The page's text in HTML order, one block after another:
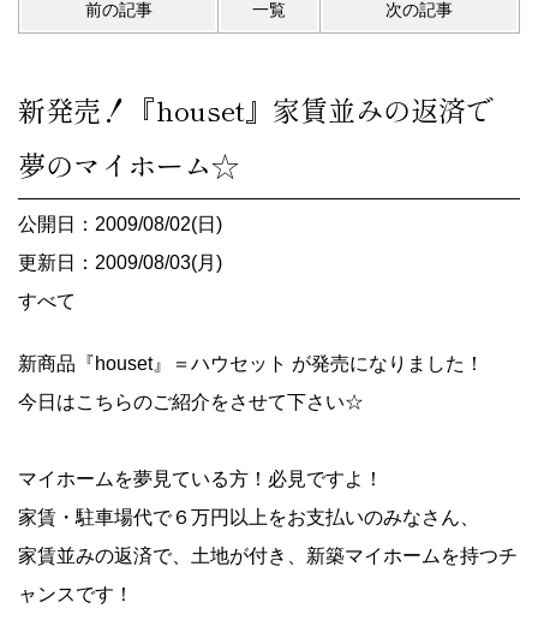
前の記事 一覧 次の記事
新発売！『houset』家賃並みの返済で
夢のマイホーム☆
公開日：2009/08/02(日)
更新日：2009/08/03(月)
すべて
新商品『houset』＝ハウセット が発売になりました！
今日はこちらのご紹介をさせて下さい☆
マイホームを夢見ている方！必見ですよ！
家賃・駐車場代で６万円以上をお支払いのみなさん、
家賃並みの返済で、土地が付き、新築マイホームを持つチ
ャンスです！